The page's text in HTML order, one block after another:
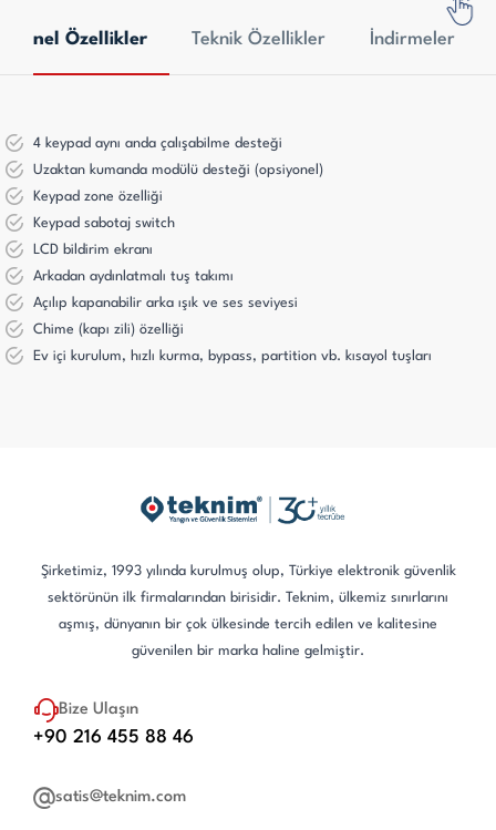
Genel Özellikler Teknik Özellikler İndirmeler
4 keypad aynı anda çalışabilme desteği
Uzaktan kumanda modülü desteği (opsiyonel)
Keypad zone özelliği
Keypad sabotaj switch
LCD bildirim ekranı
Arkadan aydınlatmalı tuş takımı
Açılıp kapanabilir arka ışık ve ses seviyesi
Chime (kapı zili) özelliği
Ev içi kurulum, hızlı kurma, bypass, partition vb. kısayol tuşları
Şirketimiz, 1993 yılında kurulmuş olup, Türkiye elektronik güvenlik
sektörünün ilk firmalarından birisidir. Teknim, ülkemiz sınırlarını
aşmış, dünyanın bir çok ülkesinde tercih edilen ve kalitesine
güvenilen bir marka haline gelmiştir.
Bize Ulaşın
+90 216 455 88 46
satis@teknim.com